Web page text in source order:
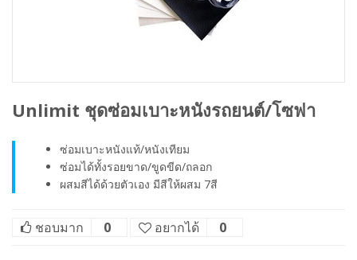
Unlimit ชุดซ่อมเบาะหนังรถยนต์/โซฟา
ซ่อมเบาะหนังแท้/หนังเทียม
ซ่อมได้ทั้งรอยขาด/ขูดขีด/ถลอก
ผสมสีได้ด้วยตัวเอง มีสีให้ผสม 7สี
ชอบมาก 0 อยากได้ 0